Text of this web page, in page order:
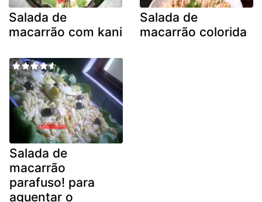
Salada de
macarrão com kani
Salada de
macarrão colorida
Salada de
macarrão
parafuso! para
aguentar o